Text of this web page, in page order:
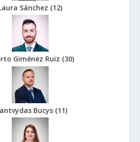
Sánchez (12)
Giménez Ruiz (30)
Bucys (11)